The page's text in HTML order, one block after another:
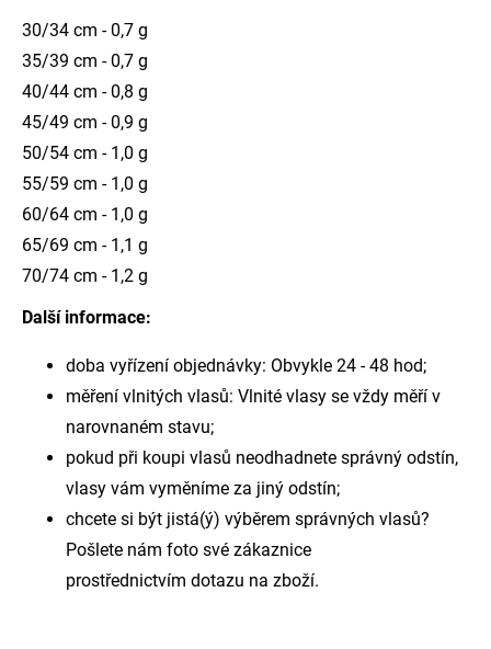
30/34 cm - 0,7 g
35/39 cm - 0,7 g
40/44 cm - 0,8 g
45/49 cm - 0,9 g
50/54 cm - 1,0 g
55/59 cm - 1,0 g
60/64 cm - 1,0 g
65/69 cm - 1,1 g
70/74 cm - 1,2 g
Další informace:
doba vyřízení objednávky: Obvykle 24 - 48 hod;
měření vlnitých vlasů: Vlnité vlasy se vždy měří v
narovnaném stavu;
pokud při koupi vlasů neodhadnete správný odstín,
vlasy vám vyměníme za jiný odstín;
chcete si být jistá(ý) výběrem správných vlasů?
Pošlete nám foto své zákaznice
prostřednictvím dotazu na zboží.